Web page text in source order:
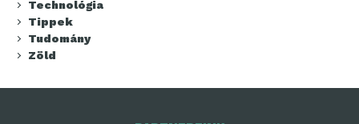
Technológia
Tippek
Tudomány
Zöld